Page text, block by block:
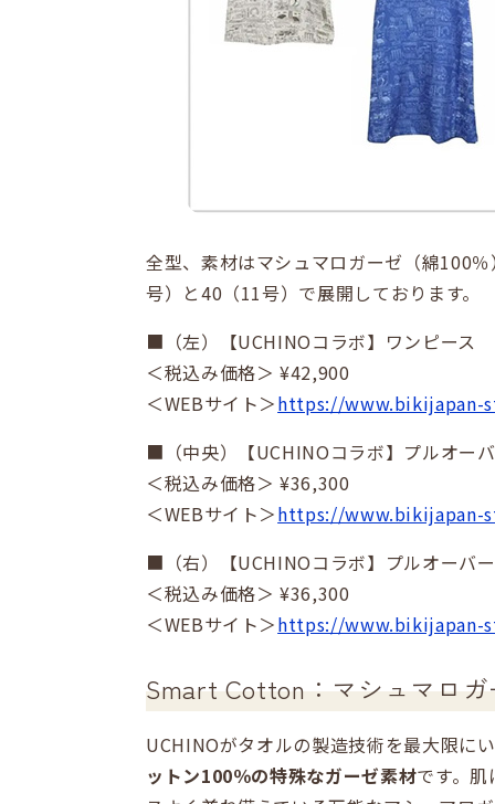
全型、素材はマシュマロガーゼ（綿100
号）と40（11号）で展開しております。
■（左）【UCHINOコラボ】ワンピース
＜税込み価格＞ ¥42,900
＜WEBサイト＞https://www.bikijapan-
■（中央）【UCHINOコラボ】プルオー
＜税込み価格＞ ¥36,300
＜WEBサイト＞https://www.bikijapan-
■（右）【UCHINOコラボ】プルオーバ
＜税込み価格＞ ¥36,300
＜WEBサイト＞https://www.bikijapan-
Smart Cotton：マシュマロ
UCHINOがタオルの製造技術を最大限に
ットン100％の特殊なガーゼ素材です。